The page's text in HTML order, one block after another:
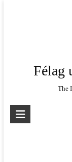
Félag
The